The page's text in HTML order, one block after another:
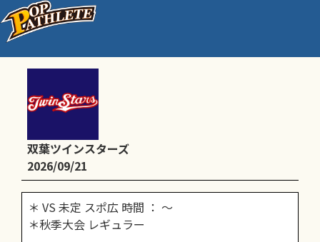
＊秋季大会 レギュラー スポ広
双葉ツインスターズ
2026/09/21
＊ VS 未定 スポ広 時間 ： ～
＊秋季大会 レギュラー